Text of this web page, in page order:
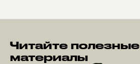
Читайте полезные
материалы